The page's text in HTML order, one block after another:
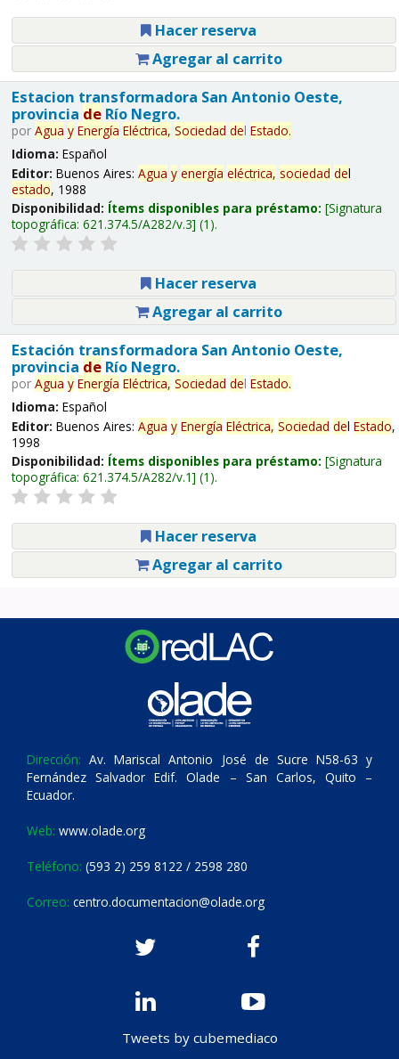
Hacer reserva
Agregar al carrito
Estacion transformadora San Antonio Oeste,
provincia deRío Negro.
por Agua y Energía Eléctrica, Sociedad del Estado.
Idioma: Español
Editor: Buenos Aires: Agua y energía eléctrica, sociedad del
estado, 1988
Disponibilidad: Ítems disponibles para préstamo: Signatura
topográfica: 621.374.5/A282/v.3 (1).
Hacer reserva
Agregar al carrito
Estación transformadora San Antonio Oeste,
provincia deRío Negro.
por Agua y Energía Eléctrica, Sociedad del Estado.
Idioma: Español
Editor: Buenos Aires: Agua y Energía Eléctrica, Sociedad del Estado,
1998
Disponibilidad: Ítems disponibles para préstamo: Signatura
topográfica: 621.374.5/A282/v.1 (1).
Hacer reserva
Agregar al carrito
Dirección: Av. Mariscal Antonio José de Sucre N58-63 y
Fernández Salvador Edif. Olade – San Carlos, Quito –
Ecuador.
Web: www.olade.org
Teléfono: (593 2) 259 8122 / 2598 280
Correo: centro.documentacion@olade.org
Tweets by cubemediaco